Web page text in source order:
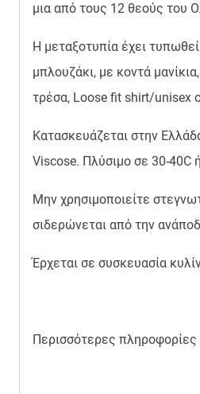
μια από τους 12 θεούς του
Η μεταξοτυπία έχει
μπλουζάκι, με κοντά
τρέσα, Loose fit shirt/unisex
Κατασκευάζεται στην
Viscose. Πλύσιμο σε 30-40C
Μην χρησιμοποιείτε
σιδερώνεται από την
Έρχεται σε συσκευασία
Περισσότερες πληροφορίες